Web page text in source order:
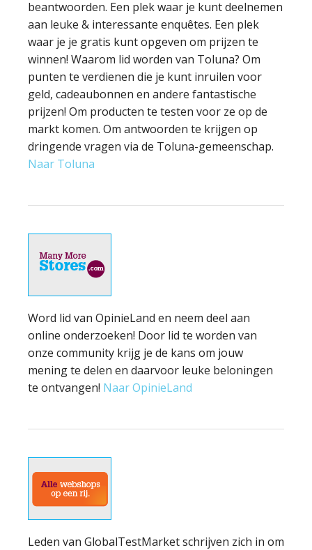
beantwoorden. Een plek waar je kunt deelnemen
aan leuke & interessante enquêtes. Een plek
waar je je gratis kunt opgeven om prijzen te
winnen! Waarom lid worden van Toluna? Om
punten te verdienen die je kunt inruilen voor
geld, cadeaubonnen en andere fantastische
prijzen! Om producten te testen voor ze op de
markt komen. Om antwoorden te krijgen op
dringende vragen via de Toluna-gemeenschap.
Naar Toluna
Word lid van OpinieLand en neem deel aan
online onderzoeken! Door lid te worden van
onze community krijg je de kans om jouw
mening te delen en daarvoor leuke beloningen
te ontvangen! Naar OpinieLand
Leden van GlobalTestMarket schrijven zich in om